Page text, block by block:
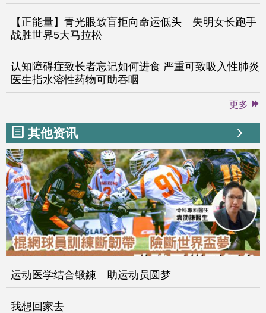
【正能量】青光眼致盲拒向命运低头 失明女长跑手
战胜世界5大马拉松
认知障碍症致长者忘记如何进食 严重可致吸入性肺炎
医生指水溶性药物可助吞咽
更多
其他资讯
运动医学结合锻鍊 助运动员圆梦
我想回家去